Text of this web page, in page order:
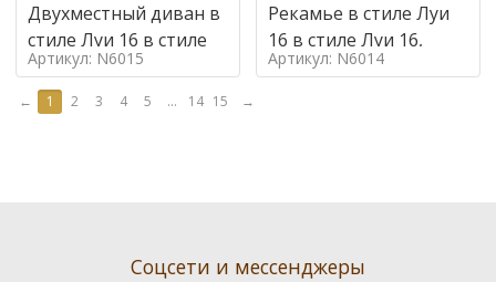
Двухместный диван в
стиле Луи 16 в стиле
Артикул: N6015
Рекамье в стиле Луи
16 в стиле Луи 16,
Артикул: N6014
← 1 2 3 4 5 ... 14 15 →
Соцсети и мессенджеры